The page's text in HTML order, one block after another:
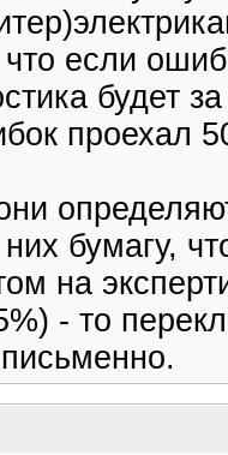
если
будет
проехал
них бумагу,
на
- то